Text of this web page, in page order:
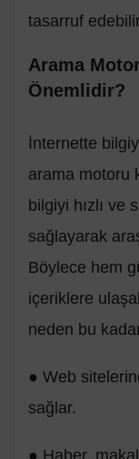
tasarruf
Arama
Önemlidir?
İnternette
arama motoru
bilgiyi hızlı ve
sağlayarak
Böylece hem
içeriklere
neden bu
● Web
sağlar.
● Haber,